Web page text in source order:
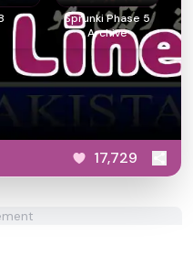
Sprunki Phase 5
Archive
17,729